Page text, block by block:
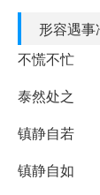
形容遇
不慌不忙
泰然处之
镇静自若
镇静自如